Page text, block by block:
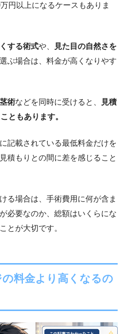
円以上になるケースもありま
する術式や、
見た目の自然さを
ぶ場合は、料金が高くなりやす
術などを同時に受けると、
見積
ともあります。
記載されている最低料金だけを
積もりとの間に差を感じること
る場合は、手術費用に何が含ま
必要なのか、総額はいくらにな
とが大切です。
料金より高くなるの